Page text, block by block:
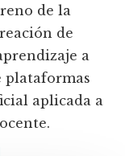
de la
de
a
plataformas
aplicada a